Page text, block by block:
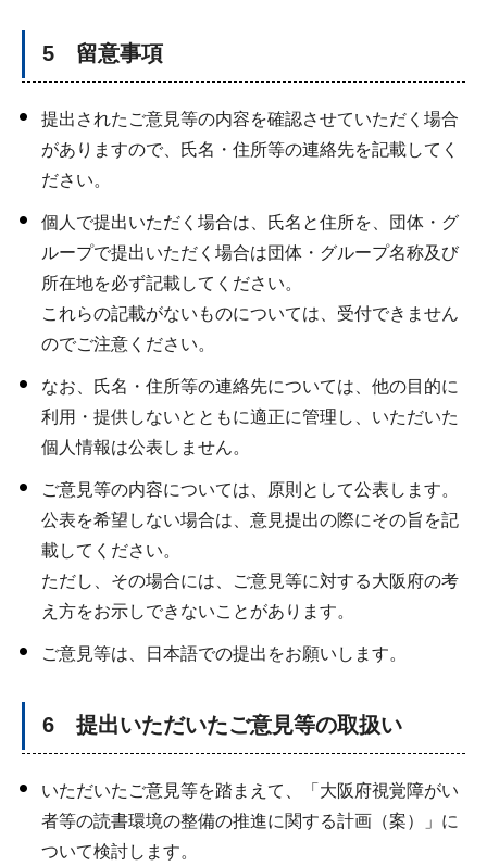
5 留意事項
提出されたご意見等の内容を確認させていただく場合
がありますので、氏名・住所等の連絡先を記載してく
ださい。
個人で提出いただく場合は、氏名と住所を、団体・グ
ループで提出いただく場合は団体・グループ名称及び
所在地を必ず記載してください。
これらの記載がないものについては、受付できません
のでご注意ください。
なお、氏名・住所等の連絡先については、他の目的に
利用・提供しないとともに適正に管理し、いただいた
個人情報は公表しません。
ご意見等の内容については、原則として公表します。
公表を希望しない場合は、意見提出の際にその旨を記
載してください。
ただし、その場合には、ご意見等に対する大阪府の考
え方をお示しできないことがあります。
ご意見等は、日本語での提出をお願いします。
6 提出いただいたご意見等の取扱い
いただいたご意見等を踏まえて、「大阪府視覚障がい
者等の読書環境の整備の推進に関する計画（案）」に
ついて検討します。